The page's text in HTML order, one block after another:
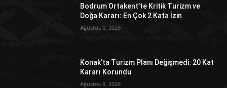
Bodrum Ortakent’te Kritik Turizm ve
Doğa Kararı: En Çok 2 Kata İzin
Ağustos 9, 2026
Konak’ta Turizm Planı Değişmedi: 20 Kat
Kararı Korundu
Ağustos 9, 2026